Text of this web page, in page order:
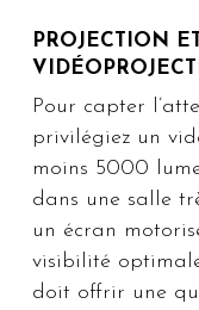
PROJECTION
Pour capter
privilégiez un
moins 5000
dans une salle
un écran
visibilité
doit offrir une